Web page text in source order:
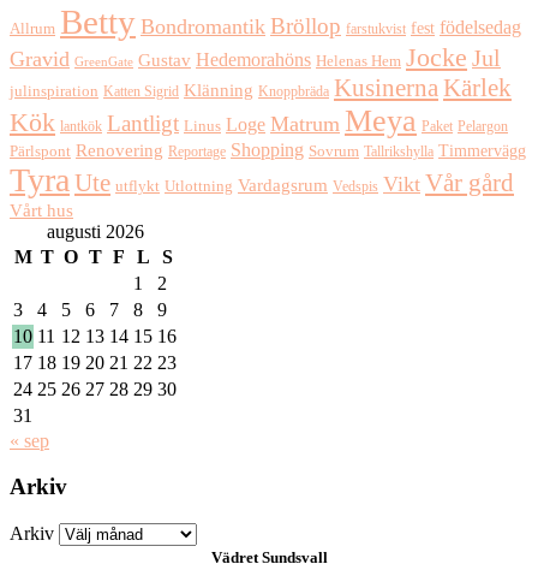
Allrum Betty Bondromantik Bröllop farstukvist fest födelsedag
Gravid GreenGate Gustav Hedemorahöns Helenas Hem Jocke Jul
julinspiration Katten Sigrid Klänning Knoppbräda Kusinerna Kärlek
Kök lantkök Lantligt Linus Loge Matrum Meya Paket Pelargon
Pärlspont Renovering Reportage Shopping Sovrum Tallrikshylla Timmervägg
Tyra Ute utflykt Utlottning Vardagsrum Vedspis Vikt Vår gård
Vårt hus
augusti 2026
M T O T F L
S
1
2
3
4 5 6 7 8
9
10 11 12 13 14 15 16
17 18 19 20 21 22 23
24 25 26 27 28 29 30
31
« sep
Arkiv
Arkiv
VädretSundsvall